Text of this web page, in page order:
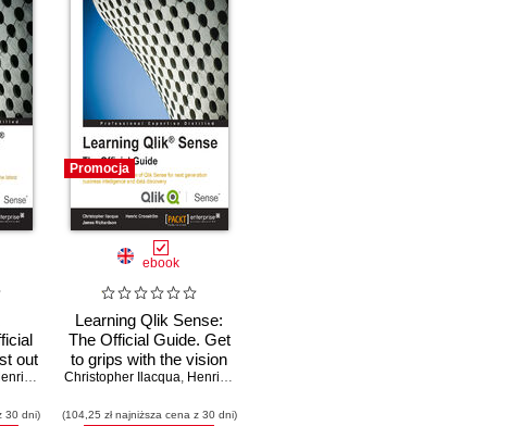
Richardson,Neeraj Kharpate
out
Cronström ,James Richardson
30 dni)
Promocja
ebook
Learning Qlik Sense:
The Official Guide. Get
to grips with the vision
of Qlik Sense for next
intelligence and data
Christopher Ilacqua, Henric Cronström
(104,25 zł najniższa cena z 30 dni)